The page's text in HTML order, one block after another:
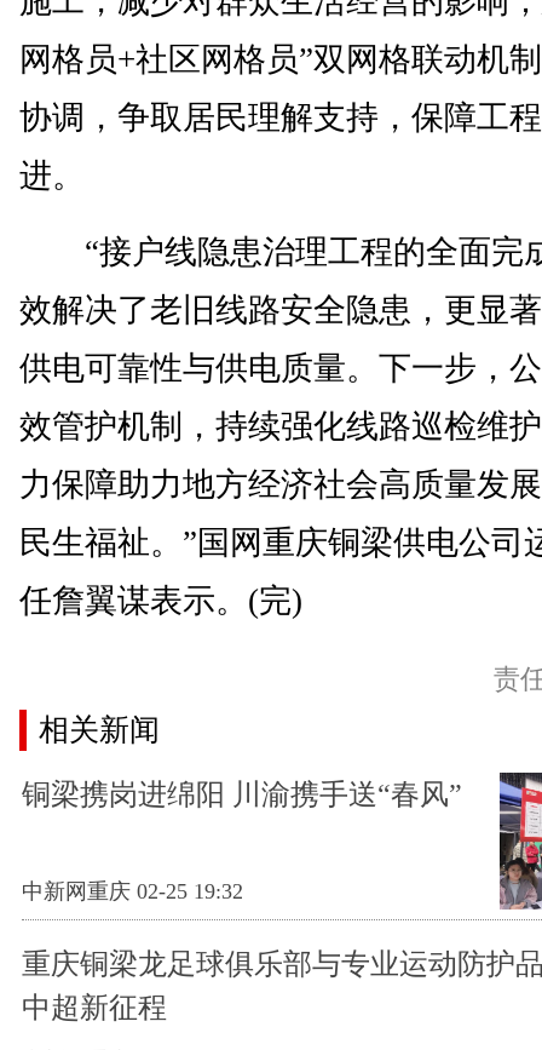
网格员+社区网格员”双网格联动机
协调，争取居民理解支持，保障工
进。
“接户线隐患治理工程的全面完
效解决了老旧线路安全隐患，更显
供电可靠性与供电质量。下一步，
效管护机制，持续强化线路巡检维
力保障助力地方经济社会高质量发
民生福祉。”国网重庆铜梁供电公司
任詹翼谋表示。(完)
责
相关新闻
铜梁携岗进绵阳 川渝携手送“春风”
中新网重庆 02-25 19:32
重庆铜梁龙足球俱乐部与专业运动防护
中超新征程